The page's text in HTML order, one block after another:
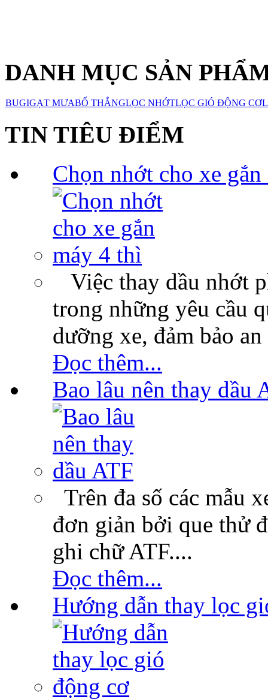
DANH MỤC SẢN
BUGIGẠT MƯABỐ THẮNGLỌC NHỚTLỌC GIÓ ĐỘNG CƠ
TIN TIÊU ĐIỂM
Chọn nhớt cho xe
Việc thay dầu nhớt
trong những yêu cầu
dưỡng xe, đảm bảo
Đọc thêm...
Bao lâu nên thay dầu
Trên đa số các mẫu
đơn giản bởi que thử
ghi chữ ATF....
Đọc thêm...
Hướng dẫn thay lọc